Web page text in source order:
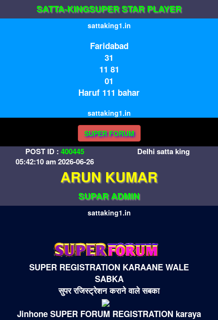
SATTA-KINGSUPER STAR PLAYER
sattaking1.in
Faridabad
31
11 81
01
Haruf 111 bahar
sattaking1.in
SUPER FORUM
POST ID : 400445
05:42:10 am 2026-06-26
Delhi satta king
ARUN KUMAR
SUPAR ADMIN
sattaking1.in
SUPER REGISTRATION KARAANE WALE
SABKA
सुपर रजिस्ट्रेशन कराने वाले सबका
Jinhone SUPER FORUM REGISTRATION karaya